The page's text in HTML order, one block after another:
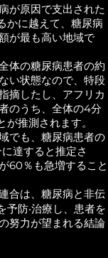
が原因で支出された
かに越えて、糖尿病
が最も高い地域で
体の糖尿病患者の約
い状態なので、特段
摘したし、アフリカ
のうち、全体の4分
推測されます。
でも、糖尿病患者の
達すると推定さ
60％も急増すること
合は、糖尿病と非伝
防‧治療し、患者を
努力が望まれる結論